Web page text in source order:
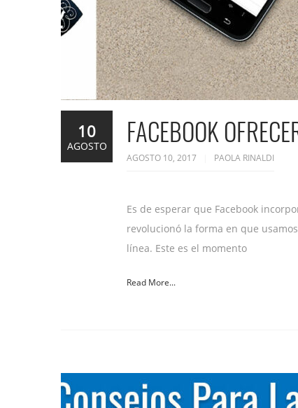
FACEBOOK
AGOSTO 10, 2017 PAOLA RINALDI
Es de esperar que Facebook
revolucionó la forma en que
línea. Este es el momento
Read More...
10
AGOSTO